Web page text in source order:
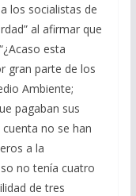
los socialistas de
al afirmar que
esta
gran parte de los
Ambiente;
pagaban sus
no se han
a la
no tenía cuatro
de tres